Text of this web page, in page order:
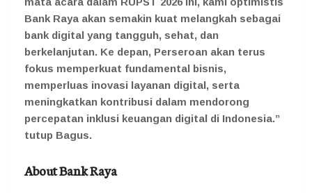
Bank Raya akan semakin kuat melangkah sebagai
bank digital yang tangguh, sehat, dan
berkelanjutan. Ke depan, Perseroan akan terus
fokus memperkuat fundamental bisnis,
memperluas inovasi layanan digital, serta
meningkatkan kontribusi dalam mendorong
percepatan inklusi keuangan digital di Indonesia.”
tutup Bagus.
About Bank Raya